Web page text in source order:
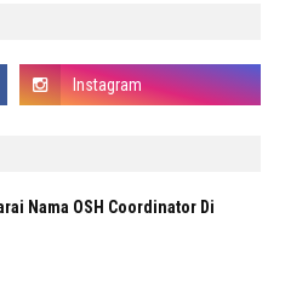
Nama OSH Coordinator Di